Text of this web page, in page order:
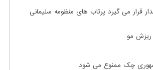
پارس 2 در مدار قرار می گیرد پرتاب های منظومه سلیمانی
مو
چک ممنوع می شود